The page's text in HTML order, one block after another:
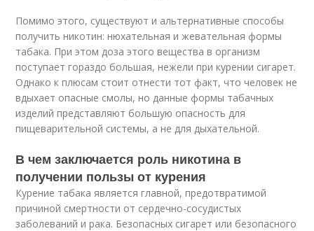
Помимо этого, существуют и альтернативные способы
получить никотин: нюхательная и жевательная формы
табака. При этом доза этого вещества в организм
поступает гораздо большая, нежели при курении сигарет.
Однако к плюсам стоит отнести тот факт, что человек не
вдыхает опасные смолы, но данные формы табачных
изделий представляют большую опасность для
пищеварительной системы, а не для дыхательной.
В чем заключается роль никотина в
получении пользы от курения
Курение табака является главной, предотвратимой
причиной смертности от сердечно-сосудистых
заболеваний и рака. Безопасных сигарет или безопасного